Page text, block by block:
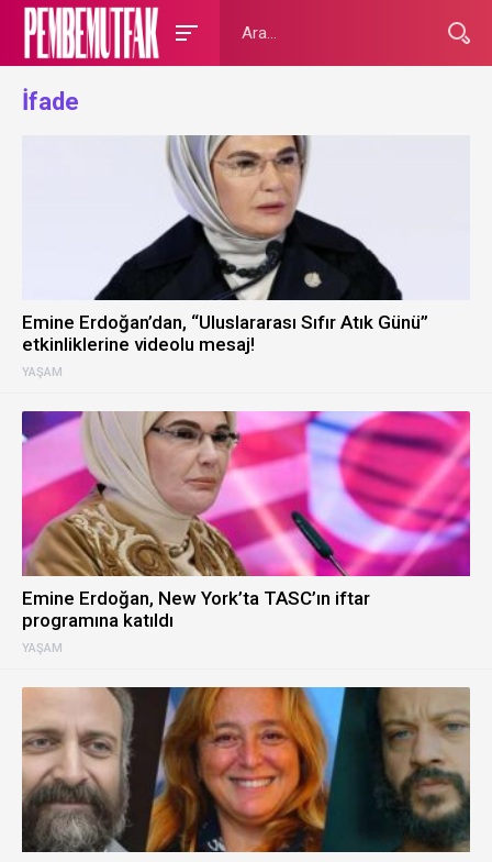
İfade
YAŞAM
Emine Erdoğan’dan, “Uluslararası Sıfır Atık Günü”
etkinliklerine videolu mesaj!
YAŞAM
Emine Erdoğan, New York’ta TASC’ın iftar
programına katıldı